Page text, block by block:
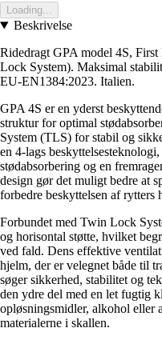
Loading...
Beskrivelse
Ridedragt GPA model 4S,
Lock System). Maksimal
EU-EN1384:2023. Italien.
GPA 4S er en yderst
struktur for optimal
System (TLS) for stabil og
en 4-lags
stødabsorbering og en
design gør det muligt bedre at
forbedre beskyttelsen af rytters
Forbundet med Twin Lock
og horisontal støtte, hvilket
ved fald. Dens effektive
hjelm, der er velegnet både til
søger sikkerhed, stabilitet og
den ydre del med en let fugtig
opløsningsmidler, alkohol eller
materialerne i skallen.